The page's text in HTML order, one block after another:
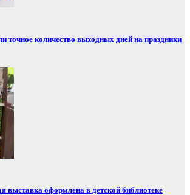
точное количество выходных дней на праздники
выставка оформлена в детской библиотеке